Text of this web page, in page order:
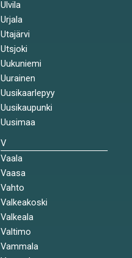
Ulvila
Urjala
Utajärvi
Utsjoki
Uukuniemi
Uurainen
Uusikaarlepyy
Uusikaupunki
Uusimaa
V
Vaala
Vaasa
Vahto
Valkeakoski
Valkeala
Valtimo
Vammala